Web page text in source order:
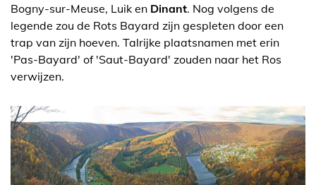
Bogny-sur-Meuse, Luik en Dinant. Nog volgens de
legende zou de Rots Bayard zijn gespleten door een
trap van zijn hoeven. Talrijke plaatsnamen met erin
'Pas-Bayard' of 'Saut-Bayard' zouden naar het Ros
verwijzen.